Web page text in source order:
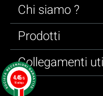
Chi siamo ?
Prodotti
Collegamenti
4.45/5
16 ratings